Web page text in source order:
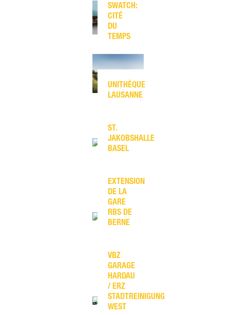
SWATCH:
CITÉ
DU
TEMPS
UNITHÈQUE
LAUSANNE
ST.
JAKOBSHALLE
BASEL
EXTENSION
DE LA
GARE
RBS DE
BERNE
VBZ
GARAGE
HARDAU
/ ERZ
STADTREINIGUNG
WEST